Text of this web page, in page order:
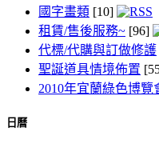
國字畫類 [10]
租賃/售後服務~ [96]
代標/代購與訂做修護
聖誕道具情境佈置
2010年宜蘭綠色博覽
日曆